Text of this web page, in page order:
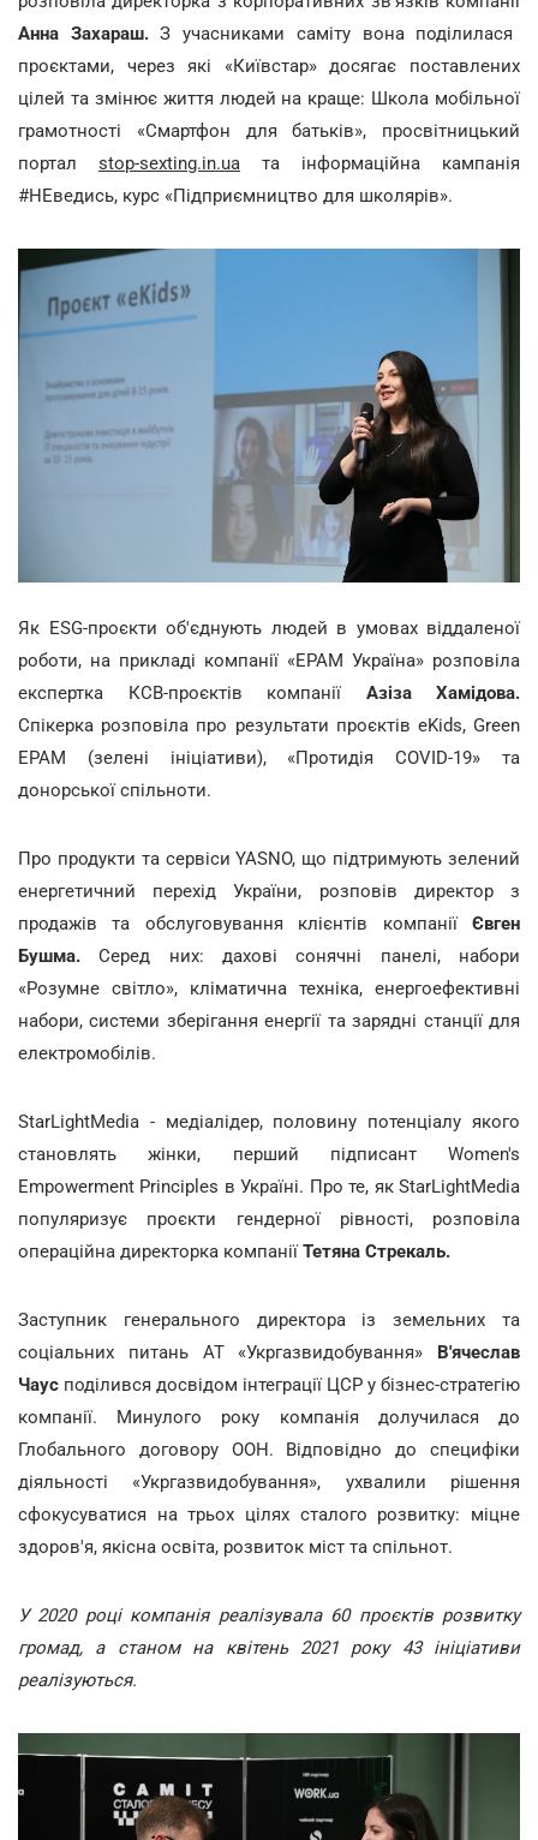
Анна Захараш.З учасниками саміту вона поділилася
проєктами, через які «Київстар» досягає поставлених
цілей та змінює життя людей на краще: Школа мобільної
грамотності «Смартфон для батьків», просвітницький
портал stop-sexting.in.ua та інформаційна кампанія
#НЕведись, курс «Підприємництво для школярів».
Як ESG-проєкти об'єднують людей в умовах віддаленої
роботи, на прикладі компанії «ЕРАМ Україна» розповіла
експертка КСВ-проєктів компанії Азіза Хамідова.
Спікерка розповіла про результати проєктів eKids, Green
EPAM (зелені ініціативи), «Протидія COVID-19» та
донорської спільноти.
Про продукти та сервіси YASNO, що підтримують зелений
енергетичний перехід України, розповів директор з
продажів та обслуговування клієнтів компаніїЄвген
Бушма. Серед них: дахові сонячні панелі, набори
«Розумне світло», кліматична техніка, енергоефективні
набори, системи зберігання енергії та зарядні станції для
електромобілів.
StarLightMedia - медіалідер, половину потенціалу якого
становлять жінки, перший підписант Women's
Empowerment Principles в Україні. Про те, як StarLightMedia
популяризує проєкти гендерної рівності, розповіла
операційна директорка компанії Тетяна Стрекаль.
Заступник генерального директора із земельних та
соціальних питань АТ «Укргазвидобування» В'ячеслав
Чаус поділився досвідом інтеграції ЦСР у бізнес-стратегію
компанії. Минулого року компанія долучилася до
Глобального договору ООН. Відповідно до специфіки
діяльності «Укргазвидобування», ухвалили рішення
сфокусуватися на трьох цілях сталого розвитку: міцне
здоров'я, якісна освіта, розвиток міст та спільнот.
У 2020 році компанія реалізувала 60 проєктів розвитку
громад, а станом на квітень 2021 року 43 ініціативи
реалізуються.